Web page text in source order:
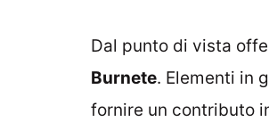
Dal punto di vista
Burnete. Elementi in
fornire un contributo